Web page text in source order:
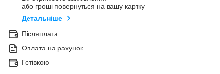
або гроші повернуться на вашу картку
Детальніше
Післяплата
Оплата на рахунок
Готівкою